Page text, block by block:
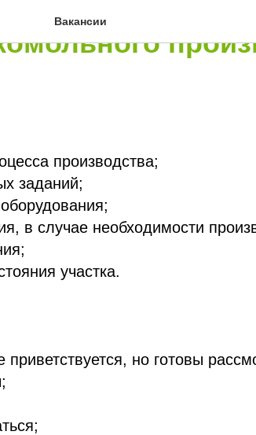
Вакансии
производства;
заданий;
в случае необходимости
участка.
но готовы